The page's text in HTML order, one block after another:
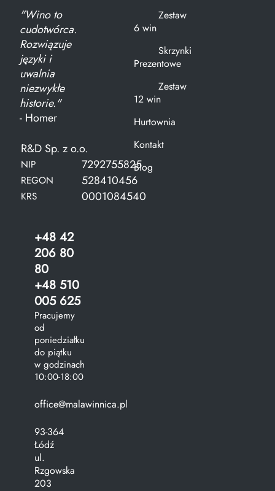
"Wino to
cudotwórca.
Rozwiązuje
języki i
uwalnia
niezwykłe
historie."
- Homer
R&D Sp. z o.o.
NIP 7292755825
REGON 528410456
KRS 0001084540
+48 42
206 80
80
+48 510
005 625
Pracujemy
od
poniedziałku
do piątku
w godzinach
10:00-18:00
office@malawinnica.pl
93-364
Łódź
ul.
Rzgowska
203
Zestaw
6 win
Skrzynki
Prezentowe
Zestaw
12 win
Hurtownia
Kontakt
Blog